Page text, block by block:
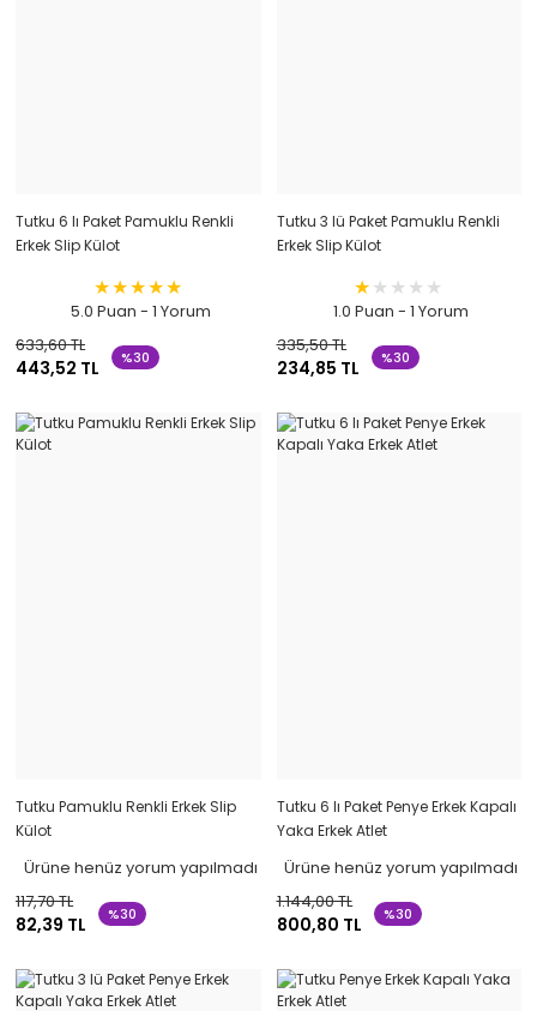
Tutku 6 lı Paket Pamuklu Renkli
Erkek Slip Külot
5.0 Puan - 1 Yorum
633,60 TL
443,52 TL %30
Tutku 3 lü Paket Pamuklu Renkli
Erkek Slip Külot
1.0 Puan - 1 Yorum
335,50 TL
234,85 TL %30
Tutku Pamuklu Renkli Erkek Slip
Külot
Ürüne henüz yorum yapılmadı
117,70 TL
82,39 TL %30
Tutku 6 lı Paket Penye Erkek Kapalı
Yaka Erkek Atlet
Ürüne henüz yorum yapılmadı
1.144,00 TL
800,80 TL %30